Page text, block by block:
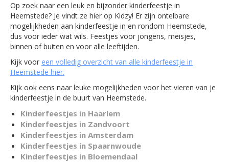
Op zoek naar een leuk en bijzonder kinderfeestje in
Heemstede? Je vindt ze hier op Kidzy! Er zijn ontelbare
mogelijkheden aan kinderfeestje in en rondom Heemstede,
dus voor ieder wat wils. Feestjes voor jongens, meisjes,
binnen of buiten en voor alle leeftijden.
Kijk voor een volledig overzicht van alle kinderfeestje in
Heemstede hier.
Kijk ook eens naar leuke mogelijkheden voor het vieren van je
kinderfeestje in de buurt van Heemstede.
Kinderfeestjes in Haarlem
Kinderfeestjes in Zandvoort
Kinderfeestjes in Amsterdam
Kinderfeestjes in Spaarnwoude
Kinderfeestjes in Bloemendaal